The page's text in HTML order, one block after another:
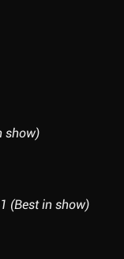
show)
in show)